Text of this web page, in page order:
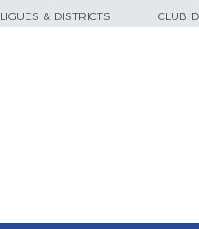
LIGUES & DISTRICTS CLUB